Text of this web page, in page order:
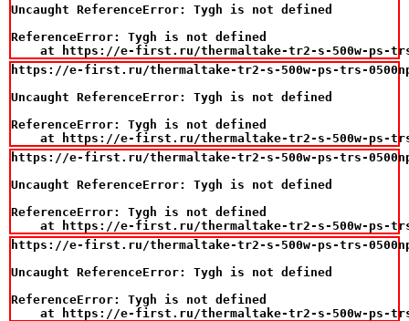
Uncaught ReferenceError: Tygh is not defined
ReferenceError: Tygh is not defined
at https://e-first.ru/thermaltake-tr2-s-500w-ps-
https://e-first.ru/thermaltake-tr2-s-500w-ps-trs-
Uncaught ReferenceError: Tygh is not defined
ReferenceError: Tygh is not defined
at https://e-first.ru/thermaltake-tr2-s-500w-ps-
https://e-first.ru/thermaltake-tr2-s-500w-ps-trs-
Uncaught ReferenceError: Tygh is not defined
ReferenceError: Tygh is not defined
at https://e-first.ru/thermaltake-tr2-s-500w-ps-
https://e-first.ru/thermaltake-tr2-s-500w-ps-trs-
Uncaught ReferenceError: Tygh is not defined
ReferenceError: Tygh is not defined
at https://e-first.ru/thermaltake-tr2-s-500w-ps-